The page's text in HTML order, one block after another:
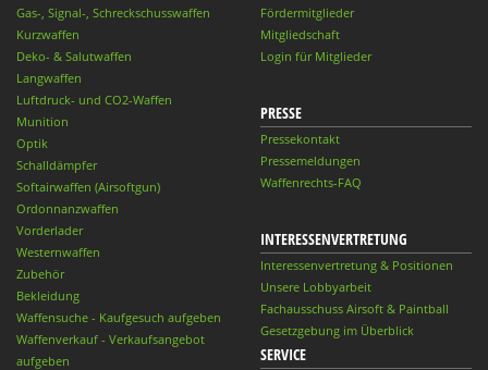
Gas-, Signal-, Schreckschusswaffen
Kurzwaffen
Deko- & Salutwaffen
Langwaffen
Luftdruck- und CO2-Waffen
Munition
Optik
Schalldämpfer
Softairwaffen (Airsoftgun)
Ordonnanzwaffen
Vorderlader
Westernwaffen
Zubehör
Bekleidung
Waffensuche - Kaufgesuch aufgeben
Waffenverkauf - Verkaufsangebot
aufgeben
Fördermitglieder
Mitgliedschaft
Login für Mitglieder
PRESSE
Pressekontakt
Pressemeldungen
Waffenrechts-FAQ
INTERESSENVERTRETUNG
Interessenvertretung & Positionen
Unsere Lobbyarbeit
Fachausschuss Airsoft & Paintball
Gesetzgebung im Überblick
SERVICE